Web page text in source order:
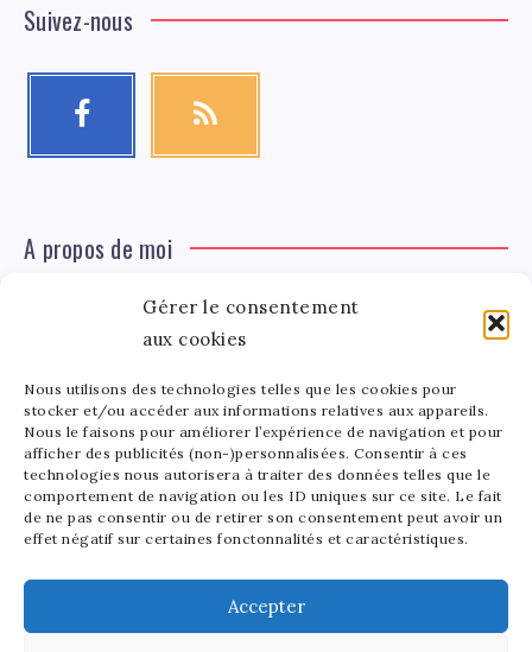
Gérer le consentement
aux cookies
Nous utilisons des technologies telles que les cookies pour
stocker et/ou accéder aux informations relatives aux appareils.
Nous le faisons pour améliorer l’expérience de navigation et pour
afficher des publicités (non-)personnalisées. Consentir à ces
technologies nous autorisera à traiter des données telles que le
comportement de navigation ou les ID uniques sur ce site. Le fait
de ne pas consentir ou de retirer son consentement peut avoir un
effet négatif sur certaines fonctonnalités et caractéristiques.
Accepter
Suivez-nous
A propos de moi
Tinger
Léa Tinger
Fondatrice
Fondatrice de FortunedeStar.com, je fusionne ma
passion pour les cultures et l'économie des célébrités.
Entre la gestion de mon site et la poterie, je trouve le
bonheur dans l'équilibre de mes activités. Mère d'un
bout de chou de 5 ans, je partage avec lui l'amour de
l'art sous toutes ses formes.